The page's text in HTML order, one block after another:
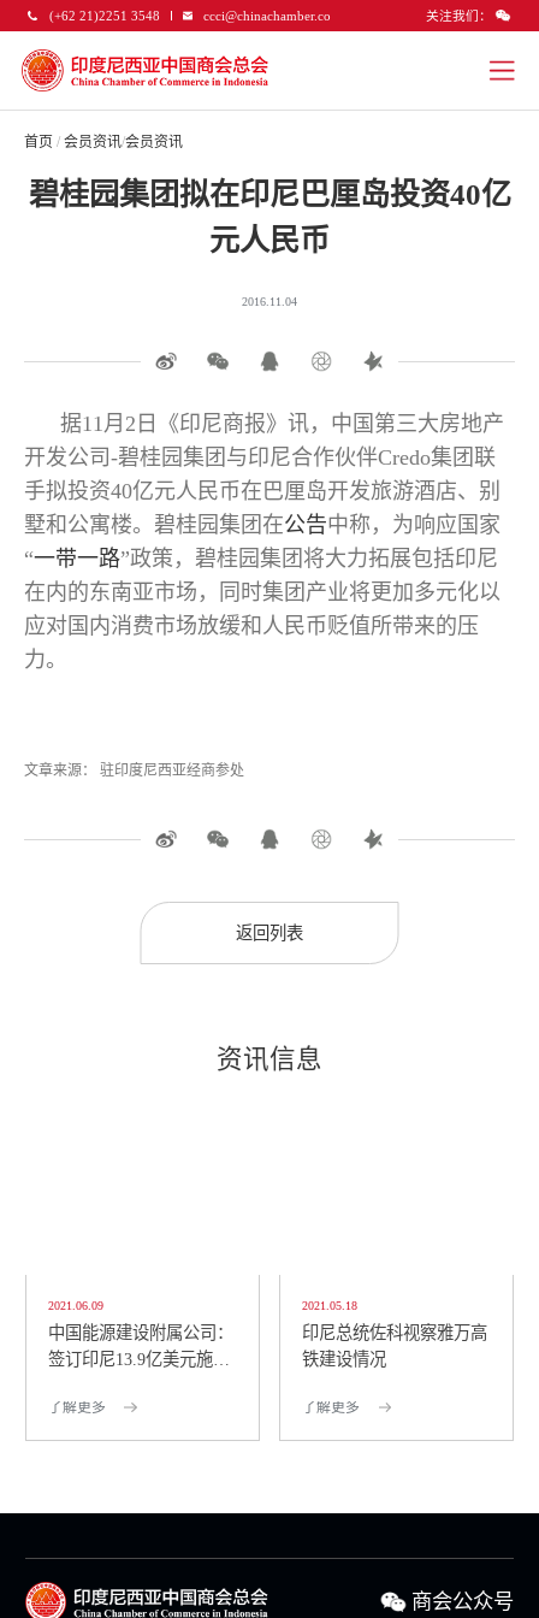
(+62 21)2251 3548 ccci@chinachamber.co 关注我们：
首页 / 会员资讯/会员资讯
碧桂园集团拟在印尼巴厘岛投资40亿
元人民币
2016.11.04
据11月2日《印尼商报》讯，中国第三大房地产
开发公司-碧桂园集团与印尼合作伙伴Credo集团联
手拟投资40亿元人民币在巴厘岛开发旅游酒店、别
墅和公寓楼。碧桂园集团在公告中称，为响应国家
“一带一路”政策，碧桂园集团将大力拓展包括印尼
在内的东南亚市场，同时集团产业将更加多元化以
应对国内消费市场放缓和人民币贬值所带来的压
力。
文章来源： 驻印度尼西亚经商参处
返回列表
资讯信息
2021.06.09
中国能源建设附属公司：
签订印尼13.9亿美元施工
了解更多
2021.05.18
印尼总统佐科视察雅万高
铁建设情况
了解更多
商会公众号